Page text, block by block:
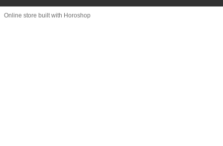
Online store built with Horoshop